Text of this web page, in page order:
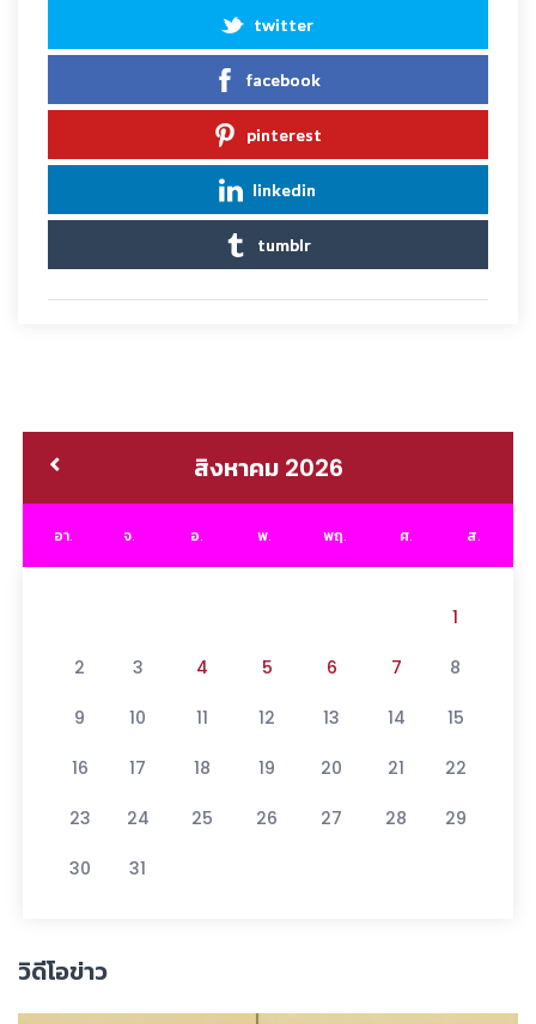
twitter
facebook
pinterest
linkedin
tumblr
สิงหาคม 2026
อา. จ. อ. พ. พฤ. ศ. ส.
1
2 3 4 5 6 7 8
9 10 11 12 13 14 15
16 17 18 19 20 21 22
23 24 25 26 27 28 29
30 31
วิดีโอข่าว